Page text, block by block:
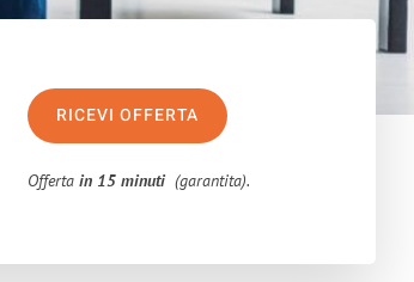
RICEVI OFFERTA
Offertain 15 minuti (garantita).